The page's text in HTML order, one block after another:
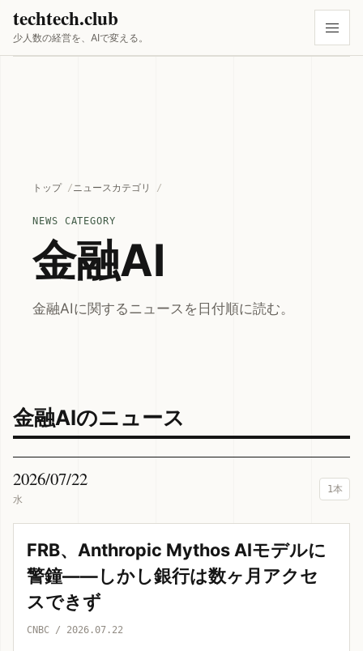
techtech.club
少人数の経営を、AIで変える。
トップ ニュースカテゴリ
NEWS CATEGORY
金融AI
金融AIに関するニュースを日付順に読む。
金融AIのニュース
2026/07/22
水
1本
FRB、Anthropic Mythos AIモデルに
警鐘——しかし銀行は数ヶ月アクセ
スできず
CNBC / 2026.07.22